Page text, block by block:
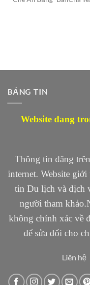
BẢNG TIN
Website đang
Thông tin đăng
internet. Website
tin Du lịch và dịch
người tham
không chính xác về
để sửa đổi cho
Liên hệ